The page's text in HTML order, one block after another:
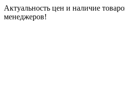
Актуальность цен и наличие
менеджеров!